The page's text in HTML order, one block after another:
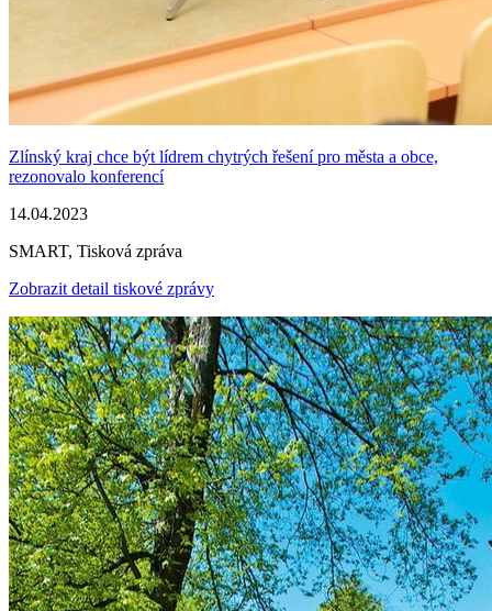
Zlínský kraj chce být lídrem chytrých řešení pro města a obce,
rezonovalo konferencí
14.04.2023
SMART, Tisková zpráva
Zobrazit detail tiskové zprávy